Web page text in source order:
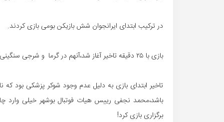
در ترکیب ابتدای ایرانجوان شش بازیکن بومی بازی کردند.
بازی با ۲۵ دقیقه تاخیر آغاز شد،آنهم در گرما و شرجی سنگینی که واقعا تحمل آن سخت بود!
تاخیر ابتدای بازی به دلیل عدم وجود شوکر پزشکی بود
باشد،محمد نجفی رییس هیات فوتبال بوشهر خیلی وارد
برگزاری بازی کرد!